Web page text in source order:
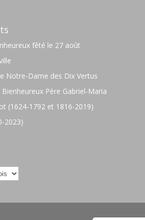
fêté le 27 août
Notre-Dame des Dix Vertus
Père Gabriel-Maria
(1624-1792 et 1816-2019)
2023)